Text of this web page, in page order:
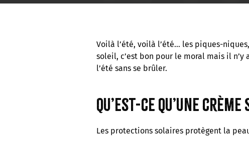
Voilà l’été, voilà l’été… les piques-
soleil, c’est bon pour le moral mais il
l’été sans se brûler.
Qu’est-ce qu’une
Les protections solaires protègent la